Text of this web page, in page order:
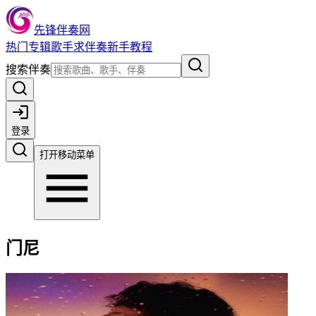
先锋伴奏网
热门 专辑歌手求伴奏新手教程
搜索伴奏
登录
打开移动菜单
门尼